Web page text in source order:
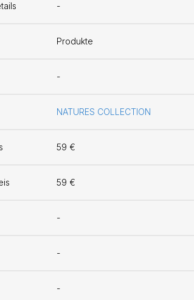
-
Produkte
-
NATURES COLLECTION
59 €
59 €
-
-
-